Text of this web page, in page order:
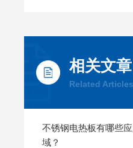
相关文章
Related Articles
不锈钢电热板有哪些
域？